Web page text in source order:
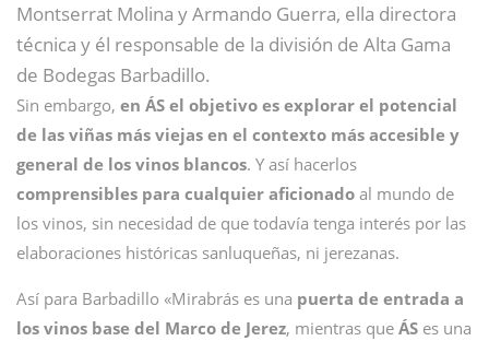
Montserrat Molina y Armando Guerra, ella directora
técnica y él responsable de la división de Alta Gama
de Bodegas Barbadillo.
Sin embargo, en ÁS el objetivo es explorar el potencial
de las viñas más viejas en el contexto más accesible y
general de los vinos blancos. Y así hacerlos
comprensibles para cualquier aficionado al mundo de
los vinos, sin necesidad de que todavía tenga interés por las
elaboraciones históricas sanluqueñas, ni jerezanas.
Así para Barbadillo «Mirabrás es una puerta de entrada a
los vinos base del Marco de Jerez, mientras que ÁS es una